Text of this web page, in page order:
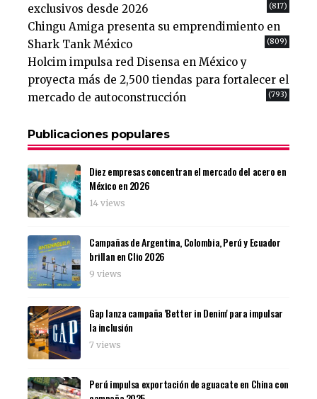
exclusivos desde 2026
(817)
Chingu Amiga presenta su emprendimiento en
Shark Tank México
(809)
Holcim impulsa red Disensa en México y
proyecta más de 2,500 tiendas para fortalecer el
mercado de autoconstrucción
(793)
Publicaciones populares
Diez empresas concentran el mercado del acero en
México en 2026
14 views
Campañas de Argentina, Colombia, Perú y Ecuador
brillan en Clio 2026
9 views
Gap lanza campaña 'Better in Denim' para impulsar
la inclusión
7 views
Perú impulsa exportación de aguacate en China con